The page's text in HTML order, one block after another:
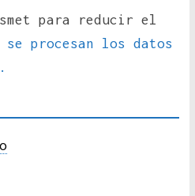
para reducir el
se procesan los datos